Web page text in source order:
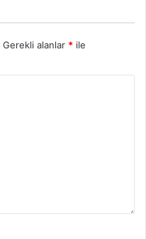
Gerekli alanlar * ile